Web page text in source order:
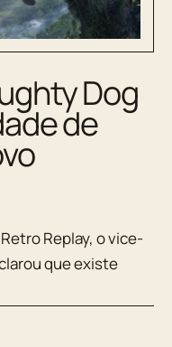
Dog
de
Replay, o vice-
que existe